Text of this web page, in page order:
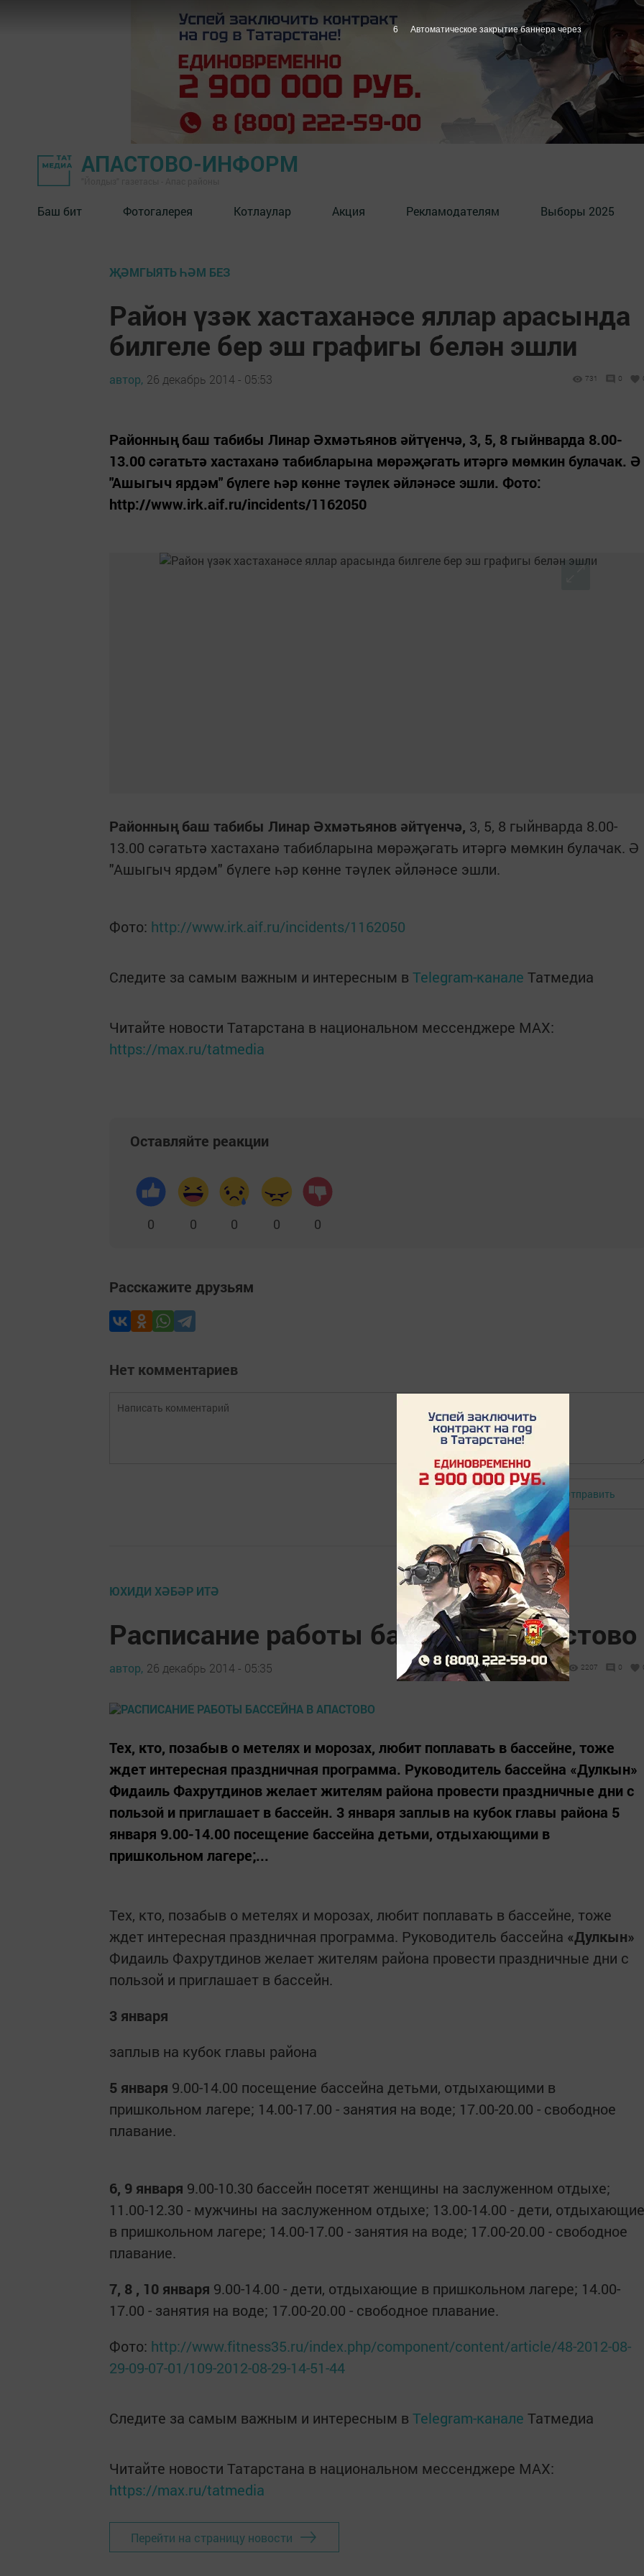
АПАСТОВО-ИНФОРМ
Баш бит Фотогалерея Котлаулар Акция Рекламодателям Выборы 2025
ҖӘМГЫЯТЬ ҺӘМ БЕЗ
Район үзәк хастаханәсе яллар арасында
билгеле бер эш графигы белән эшли
автор, 26 декабрь 2014 - 05:53 731 0
Районның баш табибы Линар Әхмәтьянов әйтүенчә, 3, 5, 8 гыйнварда 8.00-
13.00 сәгатьтә хастаханә табибларына мөрәҗәгать итәргә мөмкин булачак. Ә
"Ашыгыч ярдәм" бүлеге һәр көнне тәүлек әйләнәсе эшли. Фото:
http://www.irk.aif.ru/incidents/1162050
Районның баш табибы Линар Әхмәтьянов әйтүенчә, 3, 5, 8 гыйнварда 8.00-
13.00 сәгатьтә хастаханә табибларына мөрәҗәгать итәргә мөмкин булачак. Ә
"Ашыгыч ярдәм" бүлеге һәр көнне тәүлек әйләнәсе эшли.
Фото: http://www.irk.aif.ru/incidents/1162050
Следите за самым важным и интересным в Telegram-канале Татмедиа
Читайте новости Татарстана в национальном мессенджере MАХ:
https://max.ru/tatmedia
Оставляйте реакции
0 0 0 0 0
Расскажите друзьям
Нет комментариев
Авторизоваться Отправить
ЮХИДИ ХӘБӘР ИТӘ
Расписание работы бассейна в Апастово
автор, 26 декабрь 2014 - 05:35 2207 0
Тех, кто, позабыв о метелях и морозах, любит поплавать в бассейне, тоже
ждет интересная праздничная программа. Руководитель бассейна «Дулкын»
Фидаиль Фахрутдинов желает жителям района провести праздничные дни с
пользой и приглашает в бассейн. 3 января заплыв на кубок главы района 5
января 9.00-14.00 посещение бассейна детьми, отдыхающими в
пришкольном лагере;...
Тех, кто, позабыв о метелях и морозах, любит поплавать в бассейне, тоже
ждет интересная праздничная программа. Руководитель бассейна «Дулкын»
Фидаиль Фахрутдинов желает жителям района провести праздничные дни с
пользой и приглашает в бассейн.
3 января
заплыв на кубок главы района
5 января 9.00-14.00 посещение бассейна детьми, отдыхающими в
пришкольном лагере; 14.00-17.00 - занятия на воде; 17.00-20.00 - свободное
плавание.
6, 9 января 9.00-10.30 бассейн посетят женщины на заслуженном отдыхе;
11.00-12.30 - мужчины на заслуженном отдыхе; 13.00-14.00 - дети, отдыхающие
в пришкольном лагере; 14.00-17.00 - занятия на воде; 17.00-20.00 - свободное
плавание.
7, 8 , 10 января 9.00-14.00 - дети, отдыхающие в пришкольном лагере; 14.00-
17.00 - занятия на воде; 17.00-20.00 - свободное плавание.
Фото: http://www.fitness35.ru/index.php/component/content/article/48-2012-08-
29-09-07-01/109-2012-08-29-14-51-44
Следите за самым важным и интересным в Telegram-канале Татмедиа
Читайте новости Татарстана в национальном мессенджере MАХ:
https://max.ru/tatmedia
Перейти на страницу новости
5 Автоматическое закрытие баннера через